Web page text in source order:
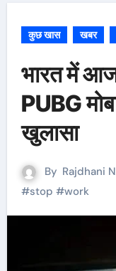
कुछ खास खबर
भारत में
PUBG
खुलासा
By Rajdhani
#stop #work